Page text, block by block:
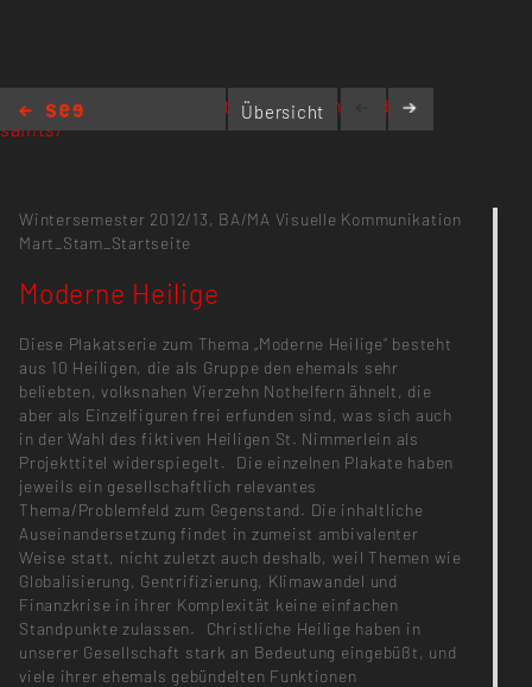
Übersicht
www.grobgrafik.de/sankt-nimmerlein-modern-
saints/
Wintersemester 2012/13, BA/MA Visuelle Kommunikation
Mart_Stam_Startseite
Moderne Heilige
Diese Plakatserie zum Thema „Moderne Heilige“ besteht
aus 10 Heiligen, die als Gruppe den ehemals sehr
beliebten, volksnahen Vierzehn Nothelfern ähnelt, die
aber als Einzelfiguren frei erfunden sind, was sich auch
in der Wahl des fiktiven Heiligen St. Nimmerlein als
Projekttitel widerspiegelt. Die einzelnen Plakate haben
jeweils ein gesellschaftlich relevantes
Thema/Problemfeld zum Gegenstand. Die inhaltliche
Auseinandersetzung findet in zumeist ambivalenter
Weise statt, nicht zuletzt auch deshalb, weil Themen wie
Globalisierung, Gentrifizierung, Klimawandel und
Finanzkrise in ihrer Komplexität keine einfachen
Standpunkte zulassen. Christliche Heilige haben in
unserer Gesellschaft stark an Bedeutung eingebüßt, und
viele ihrer ehemals gebündelten Funktionen